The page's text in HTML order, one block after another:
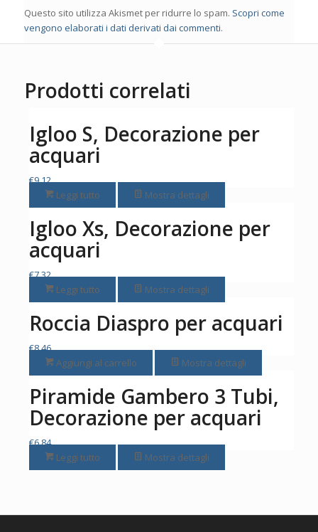
Questo sito utilizza Akismet per ridurre lo spam. Scopri come
vengono elaborati i dati derivati dai commenti.
Prodotti correlati
Igloo S, Decorazione per
acquari
€9,12
Leggi tutto
Mostra dettagli
Igloo Xs, Decorazione per
acquari
€7,32
Leggi tutto
Mostra dettagli
Roccia Diaspro per acquari
€8,46
Aggiungi al carrello
Mostra dettagli
Piramide Gambero 3 Tubi,
Decorazione per acquari
€6,84
Leggi tutto
Mostra dettagli